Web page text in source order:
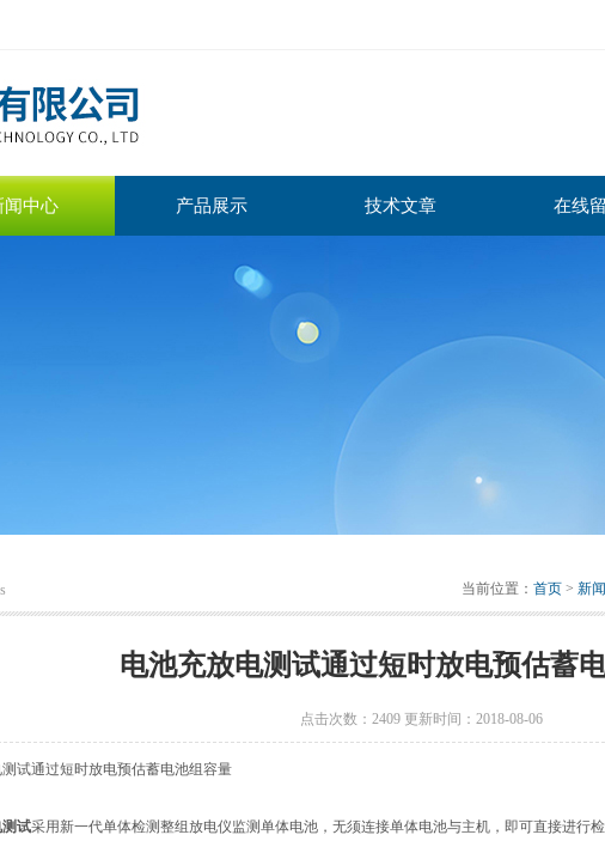
闻中心 产品展示 技术文章 在线
当前位置： 首页 > 新
电池充放电测试通过短时放电预估蓄
点击次数：2409 更新时间：2018-08-06
通过短时放电预估蓄电池组容量
试采用新一代单体检测整组放电仪监测单体电池，无须连接单体电池与主机，即可直接进行